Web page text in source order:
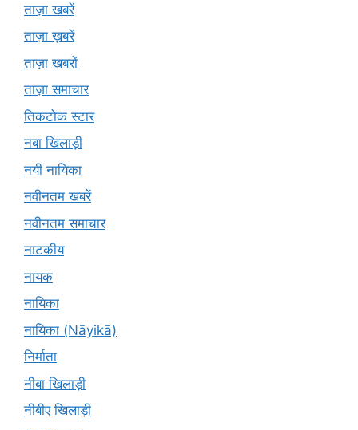
ताज़ा खबरें
ताज़ा ख़बरें
ताज़ा खबरों
ताज़ा समाचार
तिकटोक स्टार
नबा खिलाड़ी
नयी नायिका
नवीनतम खबरें
नवीनतम समाचार
नाटकीय
नायक
नायिका
नायिका (Nāyikā)
निर्माता
नीबा खिलाड़ी
नीबीए खिलाड़ी